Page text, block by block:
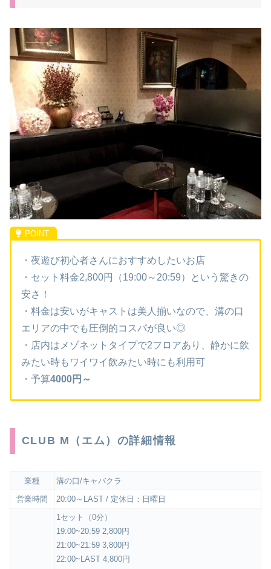
・夜遊び初心者さんにおすすめしたいお店
・セット料金2,800円（19:00～20:59）という驚きの
安さ！
・料金は安いがキャストは美人揃いなので、溝の口
エリアの中でも圧倒的コスパが良い◎
・店内はメゾネットタイプで2フロアあり、静かに飲
みたい時もワイワイ飲みたい時にも利用可
・予算4000円～
CLUB M（エム）の詳細情報
業種
溝の口/キャバクラ
営業時間
20:00～LAST / 定休日：日曜日
1セット（0分）
19:00~20:59 2,800円
21:00~21:59 3,800円
22:00~LAST 4,800円